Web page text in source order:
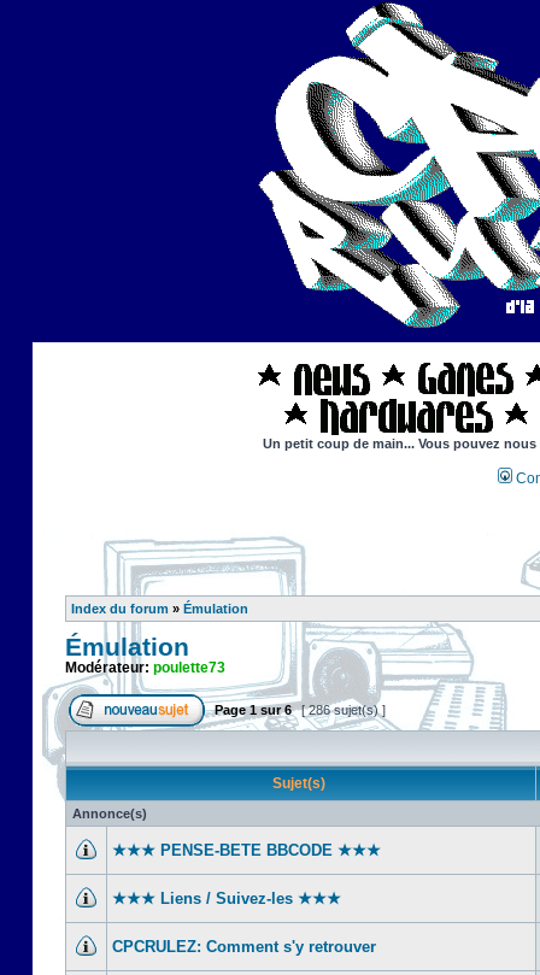
Un petit coup de main... Vous pouvez
Index du forum » Émulation
Émulation
Modérateur: poulette73
Page1sur6 [ 286 sujet(s) ]
Sujet(s)
Annonce(s)
★★★ PENSE-BETE BBCODE ★★★
★★★ Liens / Suivez-les ★★★
CPCRULEZ: Comment s'y retrouver‎